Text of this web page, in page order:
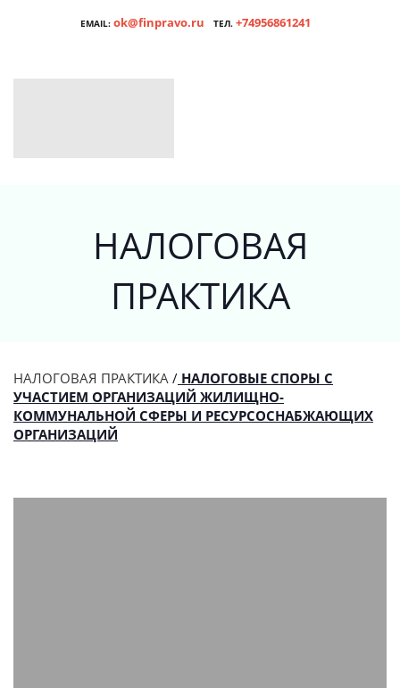
EMAIL: ok@finpravo.ru ТЕЛ. +74956861241
НАЛОГОВАЯ
ПРАКТИКА
НАЛОГОВАЯ ПРАКТИКА / НАЛОГОВЫЕ СПОРЫ С
УЧАСТИЕМ ОРГАНИЗАЦИЙ ЖИЛИЩНО-
КОММУНАЛЬНОЙ СФЕРЫ И РЕСУРСОСНАБЖАЮЩИХ
ОРГАНИЗАЦИЙ